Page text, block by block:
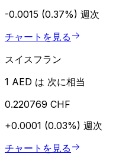
-0.0015 (0.37%) 週次
チャートを見る
スイスフラン
1 AED は 次に相当
0.220769 CHF
+0.0001 (0.03%) 週次
チャートを見る